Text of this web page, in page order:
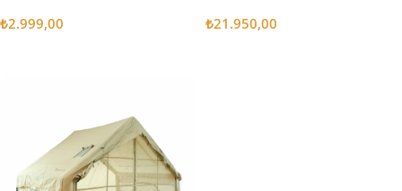
₺2.999,00
₺21.950,00